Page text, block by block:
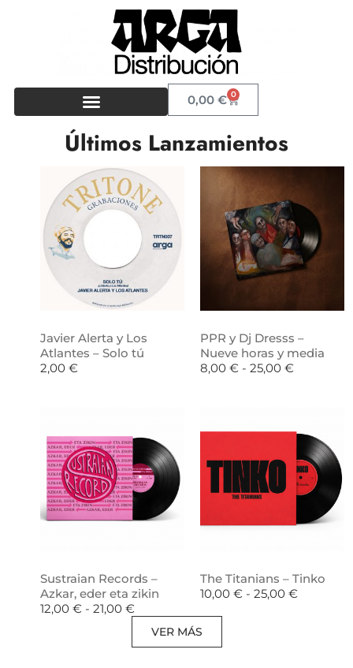
0,00€ 0
Últimos Lanzamientos
Javier Alerta y Los
Atlantes – Solo tú
2,00 €
PPR y Dj Dresss –
Nueve horas y media
8,00 € - 25,00 €
Sustraian Records –
Azkar, eder eta zikin
12,00 € - 21,00 €
The Titanians – Tinko
10,00 € - 25,00 €
VER MÁS